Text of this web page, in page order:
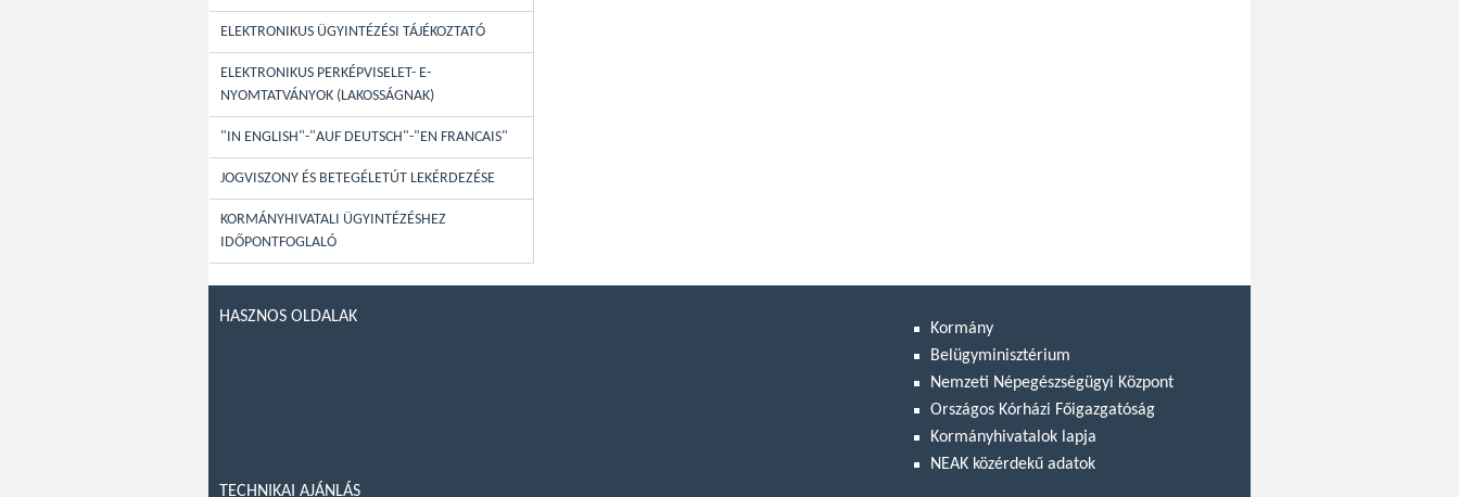
ELEKTRONIKUS ÜGYINTÉZÉSI TÁJÉKOZTATÓ
ELEKTRONIKUS PERKÉPVISELET- E-
NYOMTATVÁNYOK (LAKOSSÁGNAK)
"IN ENGLISH"-"AUF DEUTSCH"-"EN FRANCAIS"
JOGVISZONY ÉS BETEGÉLETÚT LEKÉRDEZÉSE
KORMÁNYHIVATALI ÜGYINTÉZÉSHEZ
IDŐPONTFOGLALÓ
HASZNOS OLDALAK
Kormány
Belügyminisztérium
Nemzeti Népegészségügyi Központ
Országos Kórházi Főigazgatóság
Kormányhivatalok lapja
NEAK közérdekű adatok
TECHNIKAI AJÁNLÁS